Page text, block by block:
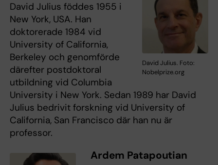
David Julius. Foto:
Nobelprize.org
David Julius föddes 1955 i
New York, USA. Han
doktorerade 1984 vid
University of California,
Berkeley och genomförde
därefter postdoktoral
utbildning vid Columbia
University i New York. Sedan 1989 har David
Julius bedrivit forskning vid University of
California, San Francisco där han nu är
professor.
Ardem Patapoutian